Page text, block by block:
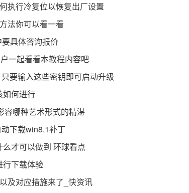
执行冷复位以恢复出厂设置
法你可以看一看
具体咨询报价
一起看看本教程内容吧
要输入这些密钥即可启动升级
如何进行
容哪种艺术形式的精湛
下载win8.1补丁
才可以做到 环球看点
行下载体验
及对应措施来了_快资讯